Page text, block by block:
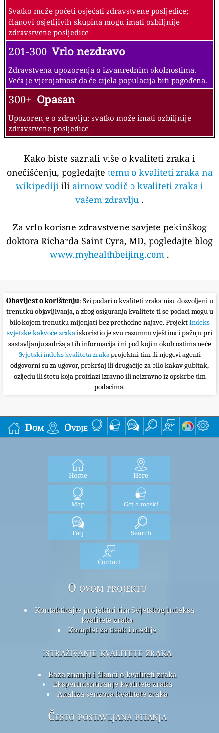
Svatko može početi osjećati zdravstvene posljedice;
članovi osjetljivih skupina mogu imati ozbiljnije
zdravstvene posljedice
201-300 Vrlo nezdravo
Zdravstvena upozorenja o izvanrednim okolnostima.
Veća je vjerojatnost da će cijela populacija biti pogođena.
300+ Opasan
Upozorenje o zdravlju: svatko može imati ozbiljnije
zdravstvene posljedice
Kako biste saznali više o kvaliteti zraka i
onečišćenju, pogledajte temu o kvaliteti zraka na
wikipediji ili airnow vodič o kvaliteti zraka i
vašem zdravlju .
Za vrlo korisne zdravstvene savjete pekinškog
doktora Richarda Saint Cyra, MD, pogledajte blog
www.myhealthbeijing.com .
Obavijest o korištenju: Svi podaci o kvaliteti zraka nisu dozvoljeni u
trenutku objavljivanja, a zbog osiguranja kvalitete ti se podaci mogu u
bilo kojem trenutku mijenjati bez prethodne najave. ProjektIndeks
svjetske kakvoće zrakaiskoristio je svu razumnu vještinu i pažnju pri
sastavljanju sadržaja tih informacija i ni pod kojim okolnostima neće
Svjetski indeks kvaliteta zrakaprojektni tim ili njegovi agenti
odgovorni su za ugovor, prekršaj ili drugačije za bilo kakav gubitak,
ozljedu ili štetu koja proizlazi izravno ili neizravno iz opskrbe tim
podacima.
Dom Ovdje
Home Here
Map Get a mask!
Faq Search
Contact
O ovom projektu
Kontaktirajte projektni tim Svjetskog indeksa
kvalitete zraka
Komplet za tisak i medije
istraživanje kvalitete zraka
Baza znanja i članci o kvaliteti zraka
Eksperimentiranje kvalitete zraka
Analiza senzora kvalitete zraka
Često postavljana pitanja